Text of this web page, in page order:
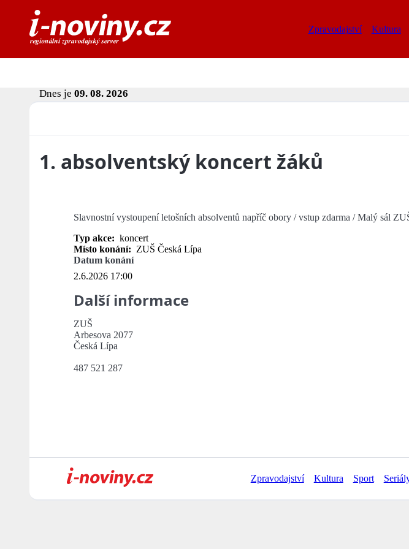
Zpravodajství Kultura
Dnes je 09. 08. 2026
1. absolventský koncert žáků
Slavnostní vystoupení letošních absolventů napříč obory / vstup zdarma / Malý sál
Typ akce: koncert
Místo konání: ZUŠ Česká Lípa
Datum konání
2.6.2026 17:00
Další informace
ZUŠ
Arbesova 2077
Česká Lípa
487 521 287
Zpravodajství Kultura Sport